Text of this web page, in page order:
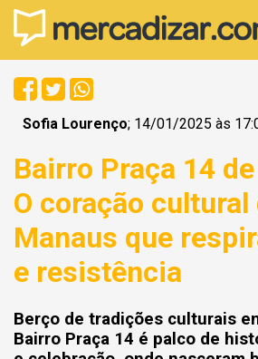
Sofia Lourenço; 14/01/2025 às
Bairro Praça 14
O coração cultural
Manaus que
e resistência
Berço de tradições culturais
Bairro Praça 14 é palco de